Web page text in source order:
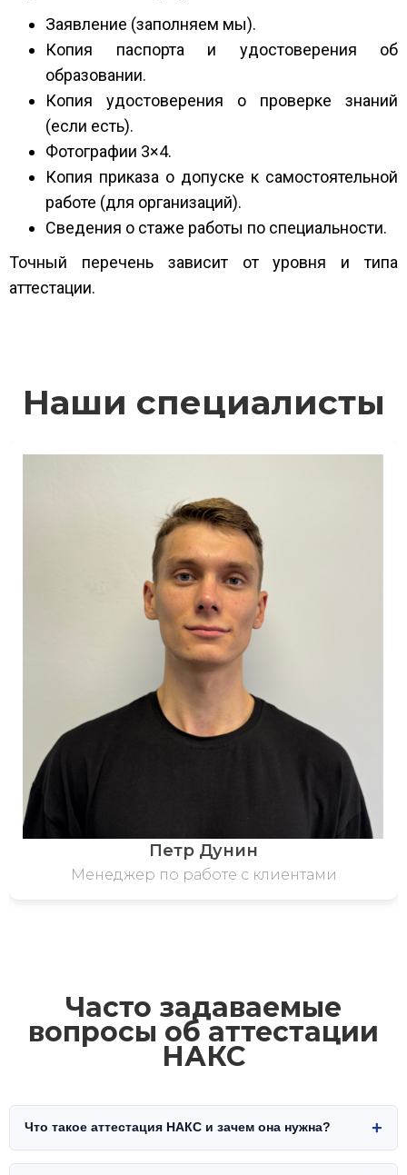
Заявление (заполняем мы).
Копия паспорта и удостоверения об
образовании.
Копия удостоверения о проверке знаний
(если есть).
Фотографии 3×4.
Копия приказа о допуске к самостоятельной
работе (для организаций).
Сведения о стаже работы по специальности.
Точный перечень зависит от уровня и типа
аттестации.
Наши специалисты
Петр Дунин
Менеджер по работе с клиентами
Часто задаваемые
вопросы об аттестации
НАКС
Что такое аттестация НАКС и зачем она нужна? +